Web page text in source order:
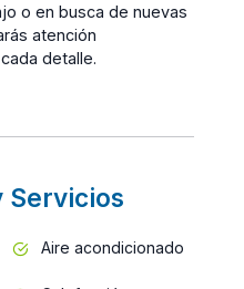
o en busca de nuevas
atención
detalle.
Servicios
Aire acondicionado